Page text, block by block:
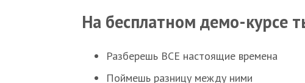
На бесплатном демо-курсе
Разберешь ВСЕ настоящие времена
Поймешь разницу между ними